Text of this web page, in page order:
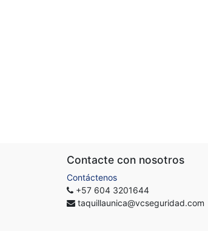
Contacte con nosotros
Contáctenos
+57 604 3201644
taquillaunica@vcseguridad.com